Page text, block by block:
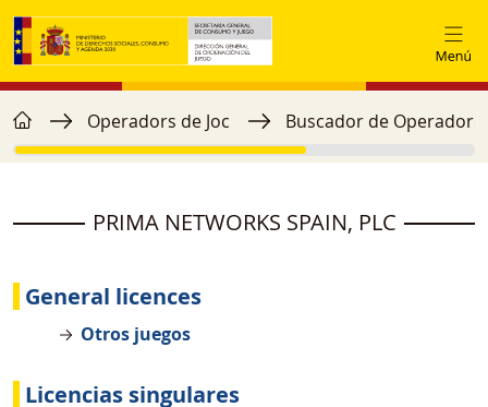
Vés al contingut
Fil d'ariadna
home Operadors de Joc Buscador de
PRIMA NETWORKS SPAIN, PLC
General licences
Otros juegos
Licencias singulares